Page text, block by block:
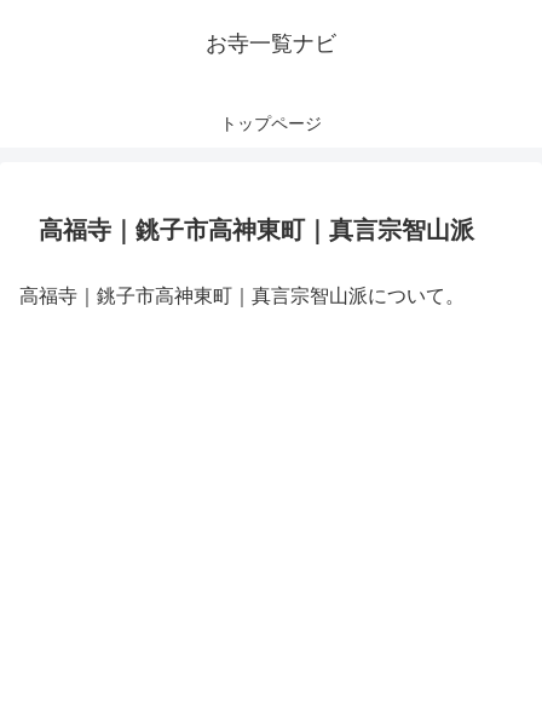
お寺一覧ナビ
トップページ
高福寺｜銚子市高神東町｜真言宗智山派
高福寺｜銚子市高神東町｜真言宗智山派について。